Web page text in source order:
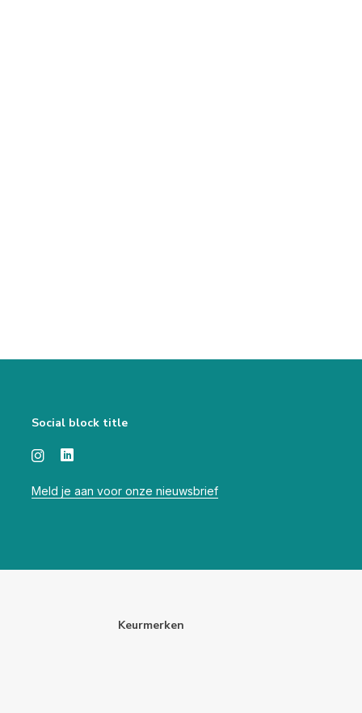
Social block title
Meld je aan voor onze nieuwsbrief
Keurmerken